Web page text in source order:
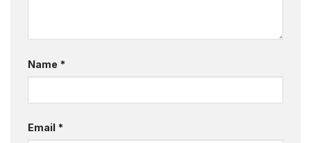
Name *
Email *